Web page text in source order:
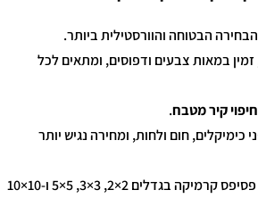
הבטוחה והוורסטילית ביותר.
זמין במאות צבעים ודפוסים, ומתאים לכל
חיפוי קיר מטבח.
חום ולחות, ומחירה נגיש יותר
בקטלוג שלנו תמצאו פסיפס קרמיקה בגדלים 2×2, 3×3, 5×5 ו-10×10